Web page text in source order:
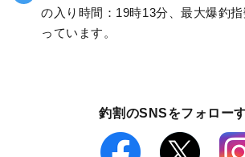
の入り時間：19時13分、最大爆釣
っています。
釣割のSNSをフォロー